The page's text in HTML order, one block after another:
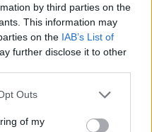
by third parties on the
This information may
on the IAB’s List of
further disclose it to other
Outs
of my
– Πού τα